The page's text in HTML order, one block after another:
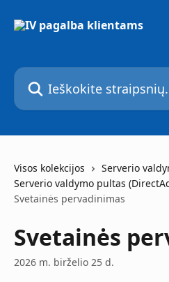
Ieškokite straipsnių...
Visos kolekcijos
Serverio
Serverio valdymo pultas
Svetainės pervadinimas
Svetainės
2026 m. birželio 25 d.